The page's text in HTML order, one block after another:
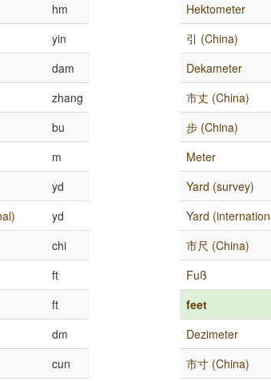
hm
yin
dam
zhang
bu
m
yd
yd
chi
ft
ft
dm
cun
Hektometer
引 (China)
Dekameter
市丈 (China)
步 (China)
Meter
Yard (survey)
Yard
市尺 (China)
Fuß
feet
Dezimeter
市寸 (China)